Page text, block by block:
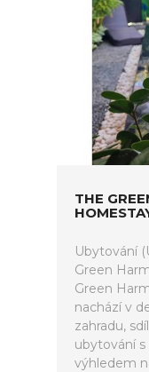
THE
Ubytování
Green
Green
nachází v
zahradu,
ubytování
výhledem